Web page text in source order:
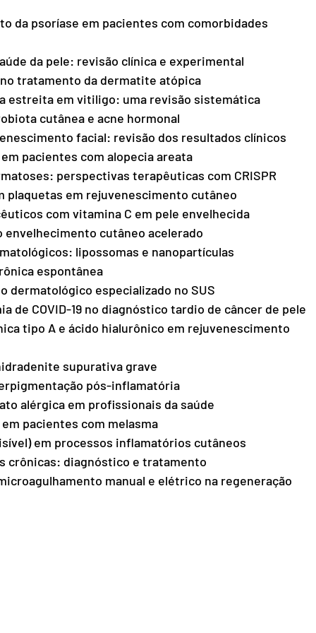
da psoríase em pacientes com comorbidades
da pele: revisão clínica e experimental
tratamento da dermatite atópica
estreita em vitiligo: uma revisão sistemática
cutânea e acne hormonal
facial: revisão dos resultados clínicos
pacientes com alopecia areata
perspectivas terapêuticas com CRISPR
plaquetas em rejuvenescimento cutâneo
com vitamina C em pele envelhecida
envelhecimento cutâneo acelerado
lipossomas e nanopartículas
espontânea
dermatológico especializado no SUS
de COVID-19 no diagnóstico tardio de câncer de pele
tipo A e ácido hialurônico em rejuvenescimento
supurativa grave
pós-inflamatória
alérgica em profissionais da saúde
pacientes com melasma
em processos inflamatórios cutâneos
crônicas: diagnóstico e tratamento
manual e elétrico na regeneração